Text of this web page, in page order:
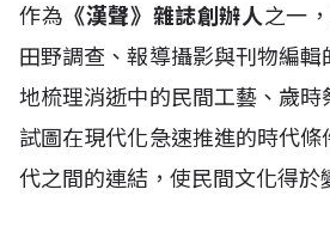
作為 《漢聲》雜誌創辦人之一
田野調查、報導攝影與刊物編
地梳理消逝中的民間工藝、歲
試圖在現代化急速推進的時代
代之間的連結，使民間文化得於